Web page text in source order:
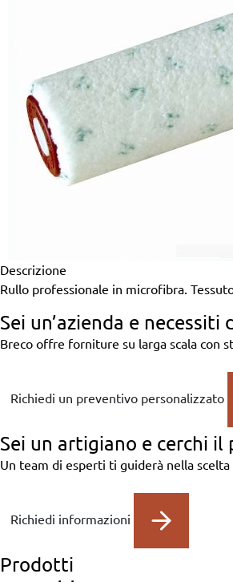
Descrizione
Rullo professionale in microfibra.
Sei un’azienda e necessiti
Breco offre forniture su larga scala con
Richiedi un preventivo personalizzato
Sei un artigiano e cerchi il
Un team di esperti ti guiderà nella
Richiedi informazioni
Prodotti